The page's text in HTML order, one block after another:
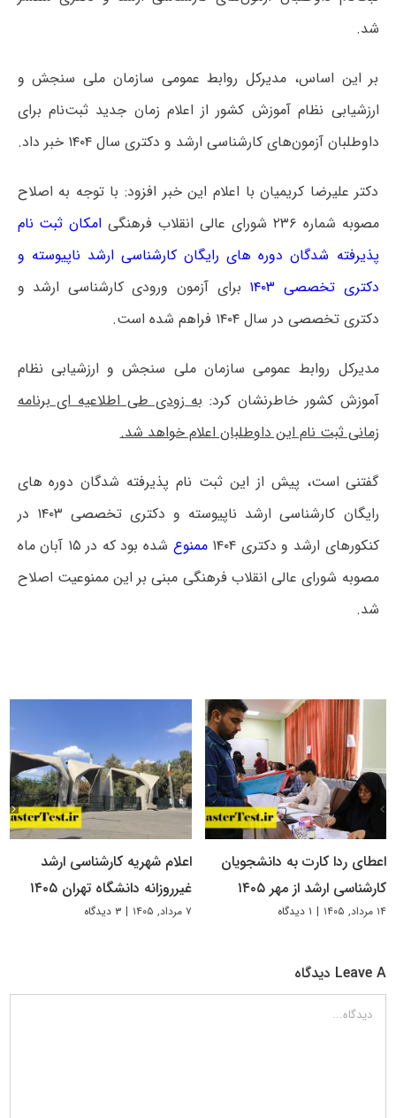
شد.
بر این اساس، مدیرکل روابط عمومی سازمان ملی سنجش و
ارزشیابی نظام آموزش کشور از اعلام زمان جدید ثبت‌نام برای
داوطلبان آزمون‌های کارشناسی ارشد و دکتری سال ۱۴۰۴ خبر داد.
دکتر علیرضا کریمیان با اعلام این خبر افزود: با توجه به اصلاح
مصوبه شماره ۲۳۶ شورای عالی انقلاب فرهنگی
امکان ثبت نام
پذیرفته شدگان دوره های رایگان کارشناسی ارشد ناپیوسته و
دکتری تخصصی ۱۴۰۳
برای آزمون ورودی کارشناسی ارشد و
دکتری تخصصی در سال ۱۴۰۴ فراهم شده است.
مدیرکل روابط عمومی سازمان ملی سنجش و ارزشیابی نظام
آموزش کشور خاطرنشان کرد:به زودی طی اطلاعیه ای برنامه
زمانی ثبت نام این داوطلبان اعلام خواهد شد.
گفتنی است، پیش از این ثبت نام پذیرفته شدگان دوره های
رایگان کارشناسی ارشد ناپیوسته و دکتری تخصصی ۱۴۰۳ در
کنکورهای ارشد و دکتری ۱۴۰۴
ممنوع
شده بود که در ۱۵ آبان ماه
مصوبه شورای عالی انقلاب فرهنگی مبنی بر این ممنوعیت اصلاح
شد.
اعطای ردا کارت به دانشجویان
کارشناسی ارشد از مهر ۱۴۰۵
۱۴ مرداد, ۱۴۰۵ | ۱ دیدگاه
اعلام شهریه کارشناسی ارشد
غیرروزانه دانشگاه تهران ۱۴۰۵
۷ مرداد, ۱۴۰۵ | ۳ دیدگاه
Leave A دیدگاه
دیدگاه